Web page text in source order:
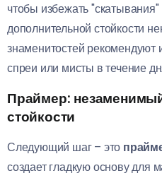
чтобы избежать
дополнительной стойкости
знаменитостей
спреи или мисты в течение
Праймер:
стойкости
Следующий шаг – это
создает гладкую основу для